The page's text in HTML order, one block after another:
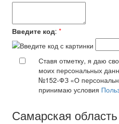
Введите код: *
Ставя отметку, я даю
моих персональных
№152-ФЗ «О
принимаю условия
Самарская область